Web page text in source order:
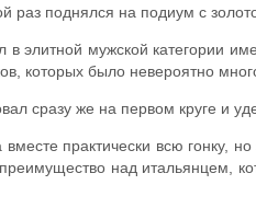
раз поднялся на подиум с
в элитной мужской категории
которых было невероятно
сразу же на первом круге и
практически всю гонку,
над итальянцем,